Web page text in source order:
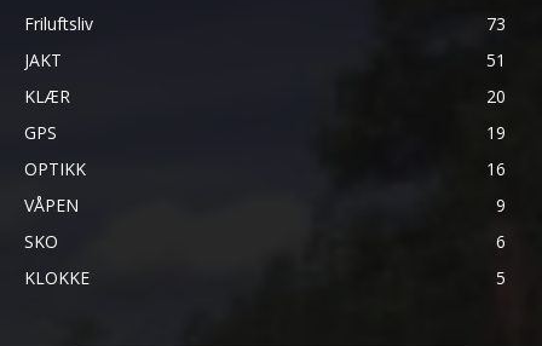
Friluftsliv
73
JAKT
51
KLÆR
20
GPS
19
OPTIKK
16
VÅPEN
9
SKO
6
KLOKKE
5